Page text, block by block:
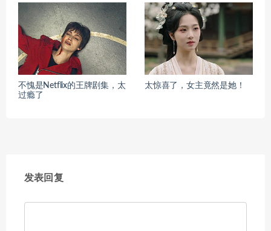
不愧是Netflix的王牌剧集，太
过瘾了
太惊喜了，女主竟然是她！
发表回复